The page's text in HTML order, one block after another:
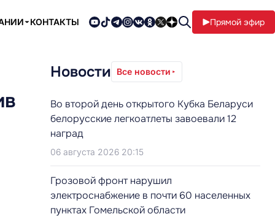
КОНТАКТЫ Прямой эфир
Новости Все новости
Во второй день открытого Кубка Беларуси
белорусские легкоатлеты завоевали 12
наград
06 августа 2026 20:15
Грозовой фронт нарушил
электроснабжение в почти 60 населенных
пунктах Гомельской области